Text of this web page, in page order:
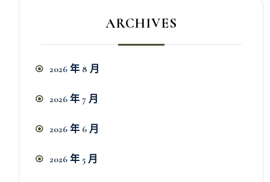
ARCHIVES
2026 年 8 月
2026 年 7 月
2026 年 6 月
2026 年 5 月